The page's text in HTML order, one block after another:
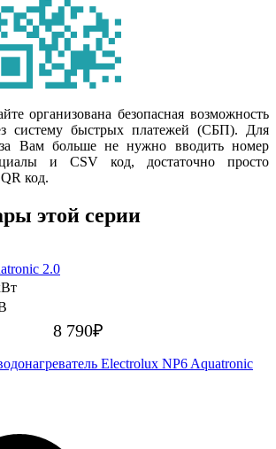
организована безопасная возможность
систему быстрых платежей (СБП). Для
Вам больше не нужно вводить номер
и CSV код, достаточно просто
код.
этой серии
2.0
8 790₽
Electrolux NP6 Aquatronic